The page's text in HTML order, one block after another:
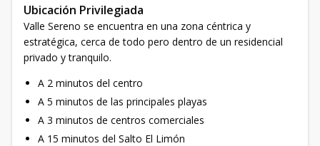
Ubicación Privilegiada
Valle Sereno se encuentra en una zona céntrica y
estratégica, cerca de todo pero dentro de un residencial
privado y tranquilo.
A 2 minutos del centro
A 5 minutos de las principales playas
A 3 minutos de centros comerciales
A 15 minutos del Salto El Limón